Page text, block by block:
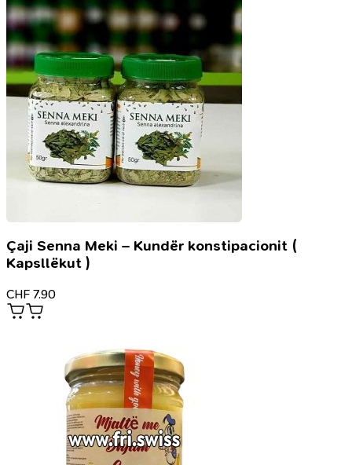
Çaji Senna Meki – Kundër konstipacionit (
Kapsllëkut )
CHF 7.90